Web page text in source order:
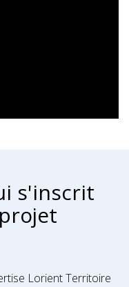
s'inscrit
Lorient Territoire